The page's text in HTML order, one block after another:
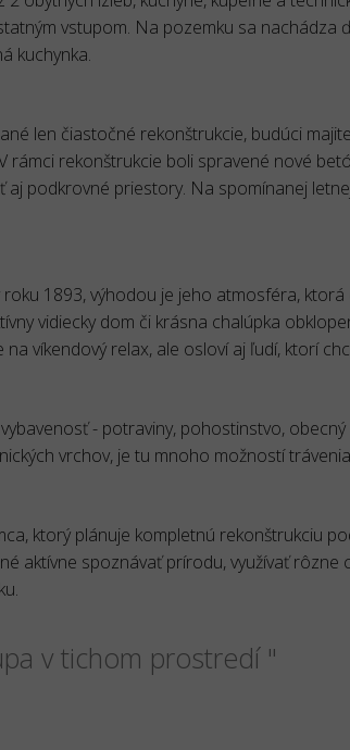
vstupom. Na pozemku sa nachádza
kuchynka.
len čiastočné rekonštrukcie, budúci
rámci rekonštrukcie boli spravené nové
aj podkrovné priestory. Na spomínanej
1893, výhodou je jeho atmosféra,
vidiecky dom či krásna chalúpka
víkendový relax, ale osloví aj ľudí, ktorí
- potraviny, pohostinstvo,
vrchov, je tu mnoho možností
ktorý plánuje kompletnú rekonštrukciu
aktívne spoznávať prírodu, využívať rôzne
v tichom prostredí "